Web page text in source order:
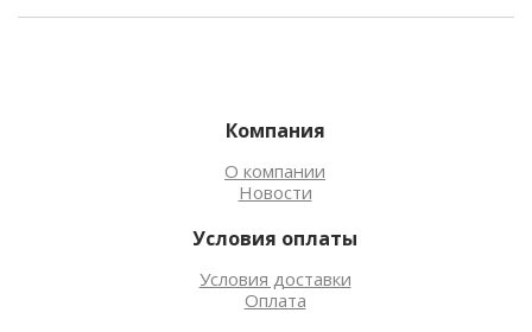
Компания
О компании
Новости
Условия оплаты
Условия доставки
Оплата